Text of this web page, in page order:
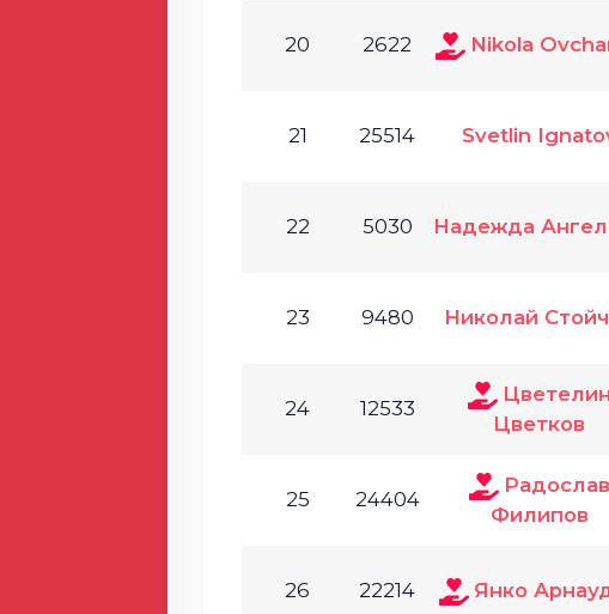
20 2622 Nikola
21 25514 Svetlin
22 5030 Надежда
23 9480 Николай
24 12533
Цветелин
Цветков
25 24404
Радослав
Филипов
26 22214 Янко